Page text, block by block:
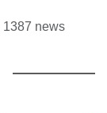
1387 news